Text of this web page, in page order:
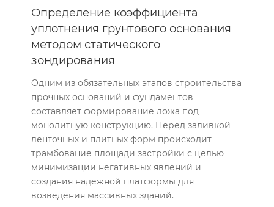
Определение коэффициента
уплотнения грунтового основания
методом статического
зондирования
Одним из обязательных этапов строительства
прочных оснований и фундаментов
составляет формирование ложа под
монолитную конструкцию. Перед заливкой
ленточных и плитных форм происходит
трамбование площади застройки с целью
минимизации негативных явлений и
создания надежной платформы для
возведения массивных зданий.